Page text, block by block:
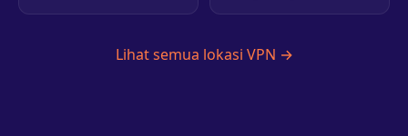
Lihat semua lokasi VPN →